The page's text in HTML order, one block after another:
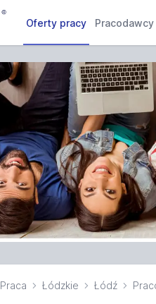
Oferty pracy Pracodawcy
Praca Łódzkie Łódź